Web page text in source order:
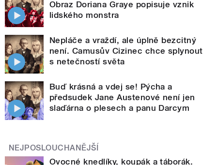
Obraz Doriana Graye popisuje vznik
lidského monstra
Nepláče a vraždí, ale úplně bezcitný
není. Camusův Cizinec chce splynout
s netečností světa
Buď krásná a vdej se! Pýcha a
předsudek Jane Austenové není jen
slaďárna o plesech a panu Darcym
NEJPOSLOUCHANĚJŠÍ
Ovocné knedlíky, koupák a táborák.